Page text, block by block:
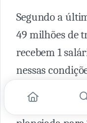
Segundo a
49 milhões de
recebem 1
nessas
Porém, tudo